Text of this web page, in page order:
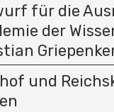
für die
der
und